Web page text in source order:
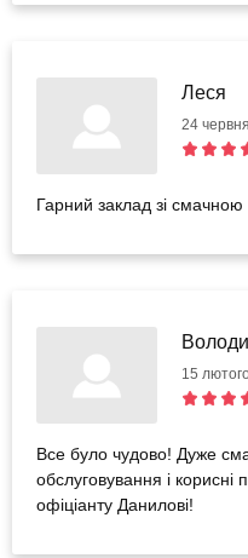
Леся
24
Гарний заклад зі
15
Все було чудово! Дуже
обслуговування і
офіціанту Данилові!